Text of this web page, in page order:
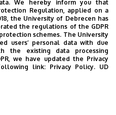
Czimre
Klára
of
Pénzes
János
2+0
We hereby inform you that
Regulation, applied on a
the University of Debrecen has
the regulations of the GDPR
schemes. The University
users’ personal data with due
the existing data processing
we have updated the Privacy
link: Privacy Policy. UD